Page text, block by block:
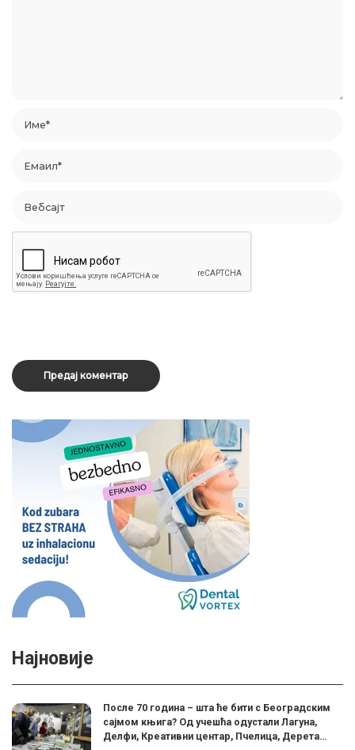
Најновије
После 70 година – шта ће бити с Београдским
сајмом књига? Од учешћа одустали Лагуна,
Делфи, Креативни центар, Пчелица, Дерета…